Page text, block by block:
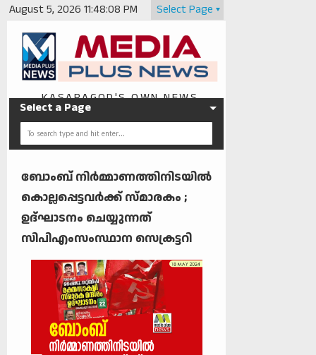
August 5, 2026 11:48:08 PM Select Page
KASARAGOD'S OWN NEWS
Select a Page
ബോംബ് നിര്‍മ്മാണത്തിനിടയില്‍
കൊല്ലപ്പെട്ടവര്‍ക്ക് സ്മാരകം ;
ഉദ്ഘാടനം ചെയ്യുന്നത്
സിപിഎംസംസ്ഥാന സെക്രട്ടറി